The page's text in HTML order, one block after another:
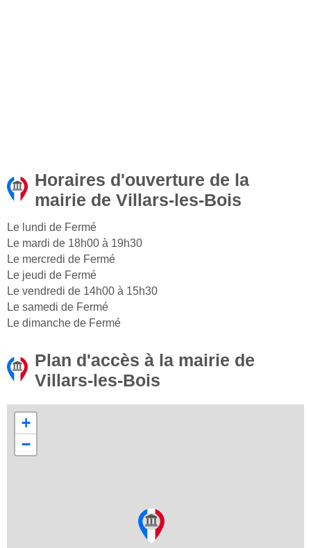
Horaires d'ouverture de la
mairie de Villars-les-Bois
Le lundi de Fermé
Le mardi de 18h00 à 19h30
Le mercredi de Fermé
Le jeudi de Fermé
Le vendredi de 14h00 à 15h30
Le samedi de Fermé
Le dimanche de Fermé
Plan d'accès à la mairie de
Villars-les-Bois
+
−